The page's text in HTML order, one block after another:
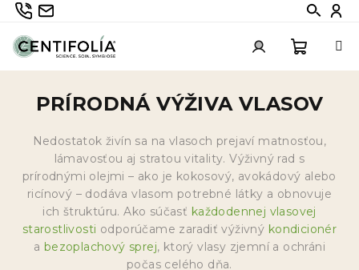
Prejsť
obsah
735 336 882
info@centifolia.cz Hledat
Prihlásenie
PRÍRODNÁ VÝŽIVA VLASOV
Nedostatok živín sa na vlasoch prejaví matnosťou,
lámavosťou aj stratou vitality. Výživný rad s
prírodnými olejmi – ako je kokosový, avokádový alebo
ricínový – dodáva vlasom potrebné látky a obnovuje
ich štruktúru. Ako súčasť každodennej vlasovej
starostlivosti odporúčame zaradiť výživný kondicionér
a bezoplachový sprej, ktorý vlasy zjemní a ochráni
počas celého dňa.